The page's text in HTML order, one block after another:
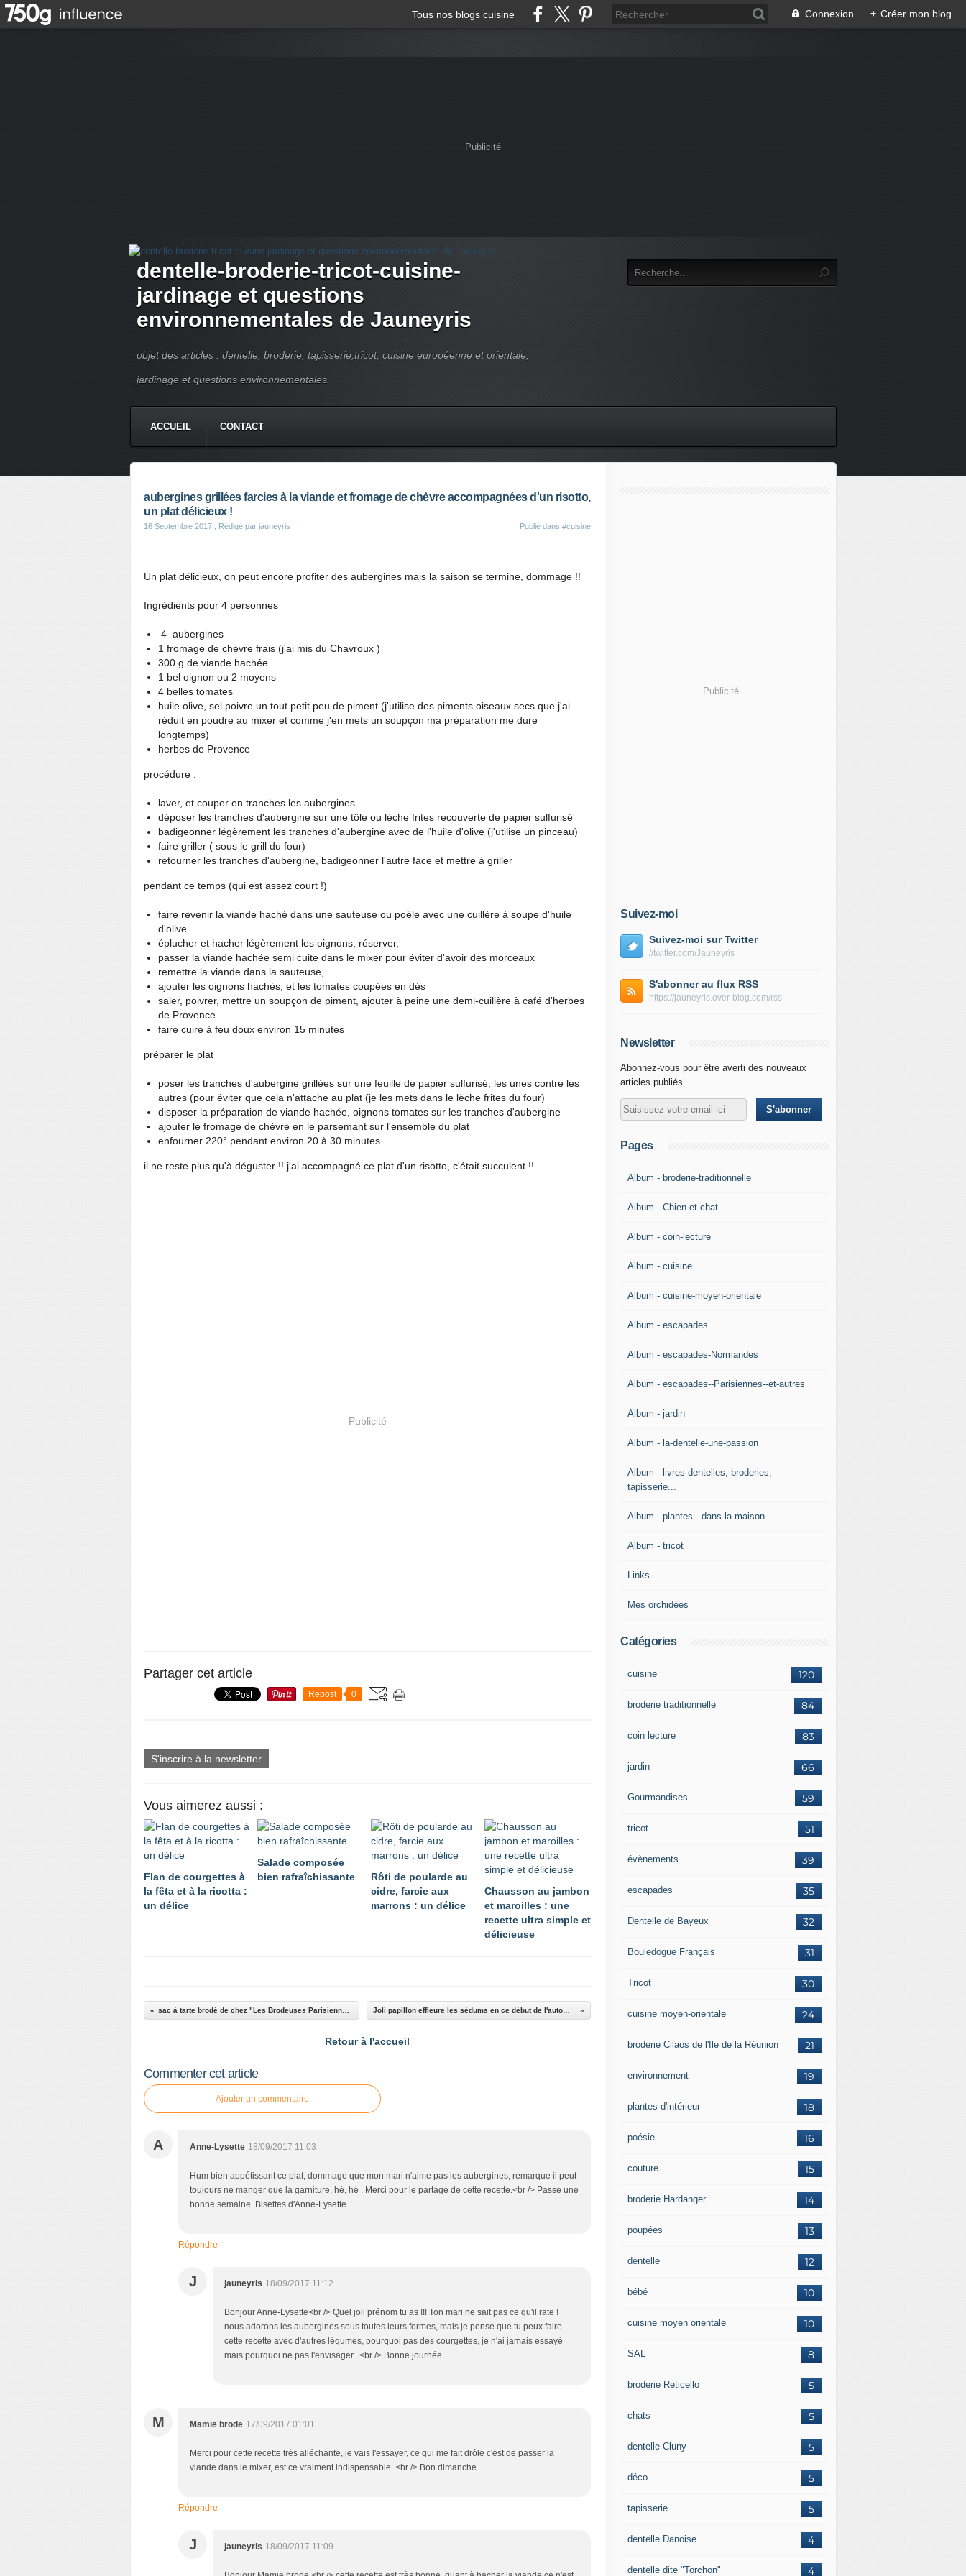
Tous nos blogs cuisine Connexion + Créer mon blog
Publicité
dentelle-broderie-tricot-cuisine-
jardinage et questions
environnementales de Jauneyris
objet des articles : dentelle, broderie, tapisserie,tricot, cuisine européenne et orientale,
jardinage et questions environnementales.
ACCUEIL CONTACT
aubergines grillées farcies à la viande et fromage de chèvre accompagnées d'un risotto,
un plat délicieux !
16 Septembre 2017 , Rédigé par jauneyris Publié dans #cuisine
Un plat délicieux, on peut encore profiter des aubergines mais la saison se termine, dommage !!
Ingrédients pour 4 personnes
4 aubergines
1 fromage de chèvre frais (j'ai mis du Chavroux )
300 g de viande hachée
1 bel oignon ou 2 moyens
4 belles tomates
huile olive, sel poivre un tout petit peu de piment (j'utilise des piments oiseaux secs que j'ai
réduit en poudre au mixer et comme j'en mets un soupçon ma préparation me dure
longtemps)
herbes de Provence
procédure :
laver, et couper en tranches les aubergines
déposer les tranches d'aubergine sur une tôle ou lèche frites recouverte de papier sulfurisé
badigeonner légèrement les tranches d'aubergine avec de l'huile d'olive (j'utilise un pinceau)
faire griller ( sous le grill du four)
retourner les tranches d'aubergine, badigeonner l'autre face et mettre à griller
pendant ce temps (qui est assez court !)
faire revenir la viande haché dans une sauteuse ou poêle avec une cuillère à soupe d'huile
d'olive
éplucher et hacher légèrement les oignons, réserver,
passer la viande hachée semi cuite dans le mixer pour éviter d'avoir des morceaux
remettre la viande dans la sauteuse,
ajouter les oignons hachés, et les tomates coupées en dés
saler, poivrer, mettre un soupçon de piment, ajouter à peine une demi-cuillère à café d'herbes
de Provence
faire cuire à feu doux environ 15 minutes
préparer le plat
poser les tranches d'aubergine grillées sur une feuille de papier sulfurisé, les unes contre les
autres (pour éviter que cela n'attache au plat (je les mets dans le lèche frites du four)
disposer la préparation de viande hachée, oignons tomates sur les tranches d'aubergine
ajouter le fromage de chèvre en le parsemant sur l'ensemble du plat
enfourner 220° pendant environ 20 à 30 minutes
il ne reste plus qu'à déguster !! j'ai accompagné ce plat d'un risotto, c'était succulent !!
Publicité
Partager cet article
Repost 0
S'inscrire à la newsletter
Vous aimerez aussi :
Flan de courgettes à
la fêta et à la ricotta :
un délice
Salade composée
bien rafraîchissante
Rôti de poularde au
cidre, farcie aux
marrons : un délice
Chausson au jambon
et maroilles : une
recette ultra simple et
délicieuse
Retour à l'accueil
Commenter cet article
Ajouter un commentaire
A Anne-Lysette 18/09/2017 11:03
Hum bien appétissant ce plat, dommage que mon mari n'aime pas les aubergines, remarque il peut
toujours ne manger que la garniture, hé, hé . Merci pour le partage de cette recette.<br /> Passe une
bonne semaine. Bisettes d'Anne-Lysette
Répondre
J jauneyris 18/09/2017 11:12
Bonjour Anne-Lysette<br /> Quel joli prénom tu as !!! Ton mari ne sait pas ce qu'il rate !
nous adorons les aubergines sous toutes leurs formes, mais je pense que tu peux faire
cette recette avec d'autres légumes, pourquoi pas des courgettes, je n'ai jamais essayé
mais pourquoi ne pas l'envisager...<br /> Bonne journée
M Mamie brode 17/09/2017 01:01
Merci pour cette recette très alléchante, je vais l'essayer, ce qui me fait drôle c'est de passer la
viande dans le mixer, est ce vraiment indispensable. <br /> Bon dimanche.
Répondre
J jauneyris 18/09/2017 11:09
Publicité
Suivez-moi
Suivez-moi sur Twitter
//twitter.com/Jauneyris
S'abonner au flux RSS
https://jauneyris.over-blog.com/rss
Newsletter
Abonnez-vous pour être averti des nouveaux
articles publiés.
Pages
Album - broderie-traditionnelle
Album - Chien-et-chat
Album - coin-lecture
Album - cuisine
Album - cuisine-moyen-orientale
Album - escapades
Album - escapades-Normandes
Album - escapades--Parisiennes--et-autres
Album - jardin
Album - la-dentelle-une-passion
Album - livres dentelles, broderies,
tapisserie...
Album - plantes---dans-la-maison
Album - tricot
Links
Mes orchidées
Catégories
120
cuisine
84
broderie traditionnelle
83
coin lecture
66
jardin
59
Gourmandises
51
tricot
39
évènements
35
escapades
32
Dentelle de Bayeux
31
Bouledogue Français
30
Tricot
24
cuisine moyen-orientale
21
broderie Cilaos de l'Ile de la Réunion
19
environnement
18
plantes d'intérieur
16
poésie
15
couture
14
broderie Hardanger
13
poupées
12
dentelle
10
bébé
10
cuisine moyen orientale
8
SAL
5
broderie Reticello
5
chats
5
dentelle Cluny
5
déco
5
tapisserie
4
dentelle Danoise
4
dentelle dite "Torchon"